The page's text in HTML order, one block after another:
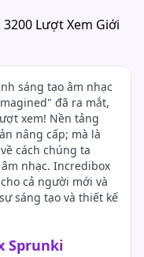
Lượt Xem Giới
sáng tạo âm nhạc
đã ra mắt,
xem! Nền tảng
nâng cấp; mà là
cách chúng ta
nhạc. Incredibox
cả người mới và
sáng tạo và thiết kế
Sprunki